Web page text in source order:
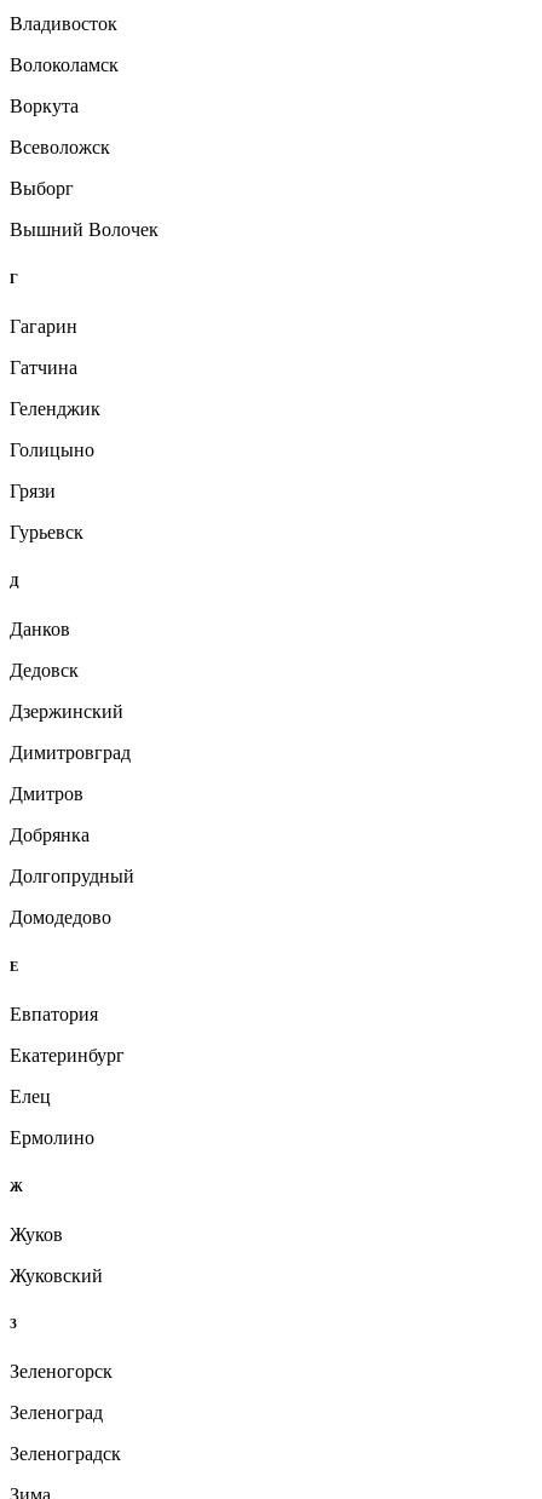
Владивосток
Волоколамск
Воркута
Всеволожск
Выборг
Вышний Волочек
Г
Гагарин
Гатчина
Геленджик
Голицыно
Грязи
Гурьевск
Д
Данков
Дедовск
Дзержинский
Димитровград
Дмитров
Добрянка
Долгопрудный
Домодедово
Е
Евпатория
Екатеринбург
Елец
Ермолино
Ж
Жуков
Жуковский
З
Зеленогорск
Зеленоград
Зеленоградск